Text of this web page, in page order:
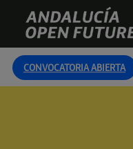
content
Andalucía
Open
Future
CONVOCATORIA ABIERTA